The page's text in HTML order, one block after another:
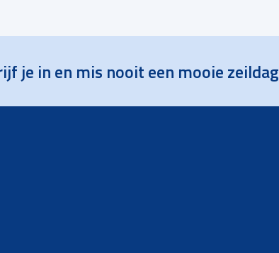
je in en mis nooit een mooie zeildag